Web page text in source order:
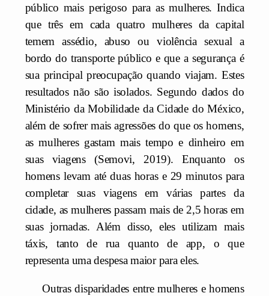
público mais perigoso para as mulheres. Indica
que três em cada quatro mulheres da capital
temem assédio, abuso ou violência sexual a
bordo do transporte público e que a segurança é
sua principal preocupação quando viajam. Estes
resultados não são isolados. Segundo dados do
Ministério da Mobilidade da Cidade do México,
além de sofrer mais agressões do que os homens,
as mulheres gastam mais tempo e dinheiro em
suas viagens (Semovi, 2019). Enquanto os
homens levam até duas horas e 29 minutos para
completar suas viagens em várias partes da
cidade, as mulheres passam mais de 2,5 horas em
suas jornadas. Além disso, eles utilizam mais
táxis, tanto de rua quanto de app, o que
representa uma despesa maior para eles.
Outras disparidades entre mulheres e homens